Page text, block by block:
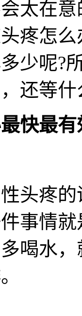
太在
疼怎
少呢?
还等
快最有
疼的
事情
喝水